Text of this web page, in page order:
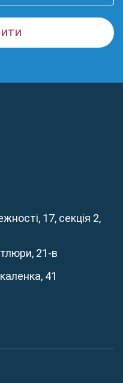
17, секція 2,
21-в
41